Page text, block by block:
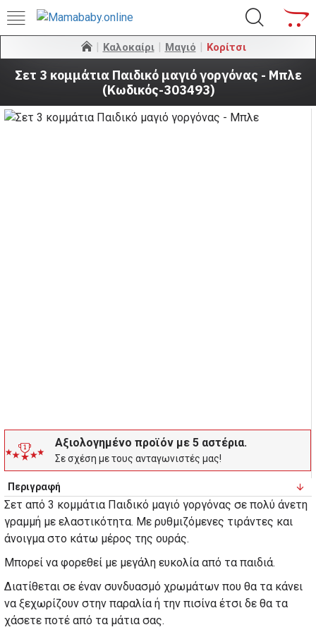
Καλοκαίρι Μαγιό Κορίτσι
Σετ 3 κομμάτια Παιδικό μαγιό γοργόνας - Μπλε
(Κωδικός-303493)
Αξιολογημένο προϊόν με 5 αστέρια.
Σε σχέση με τους ανταγωνιστές μας!
Περιγραφή
Σετ από 3 κομμάτια Παιδικό μαγιό γοργόνας σε πολύ άνετη
γραμμή με ελαστικότητα. Με ρυθμιζόμενες τιράντες και
άνοιγμα στο κάτω μέρος της ουράς.
Mπορεί να φορεθεί με μεγάλη ευκολία από τα παιδιά.
Διατίθεται σε έναν συνδυασμό χρωμάτων που θα τα κάνει
να ξεχωρίζουν στην παραλία ή την πισίνα έτσι δε θα τα
χάσετε ποτέ από τα μάτια σας.